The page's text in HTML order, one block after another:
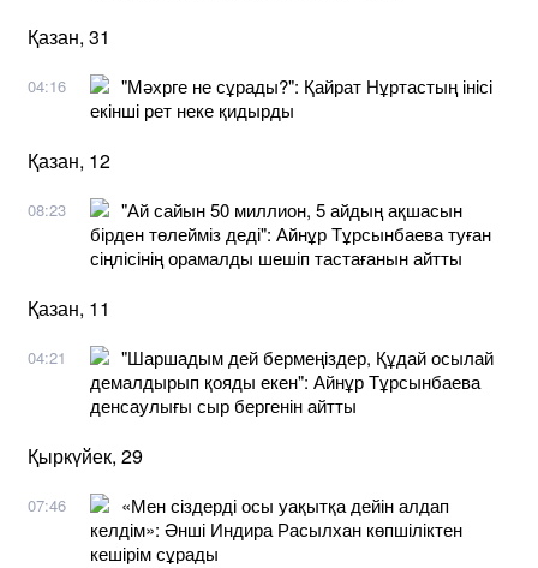
Қазан, 31
04:16
"Мәхрге не сұрады?": Қайрат Нұртастың інісі
екінші рет неке қидырды
Қазан, 12
08:23
"Ай сайын 50 миллион, 5 айдың ақшасын
бірден төлейміз деді": Айнұр Тұрсынбаева туған
сіңлісінің орамалды шешіп тастағанын айтты
Қазан, 11
04:21
"Шаршадым дей бермеңіздер, Құдай осылай
демалдырып қояды екен": Айнұр Тұрсынбаева
денсаулығы сыр бергенін айтты
Қыркүйек, 29
07:46
​«Мен сіздерді осы уақытқа дейін алдап
келдім»: Әнші Индира Расылхан көпшіліктен
кешірім сұрады